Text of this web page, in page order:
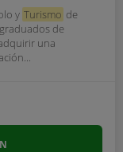
y Turismo de
de
una